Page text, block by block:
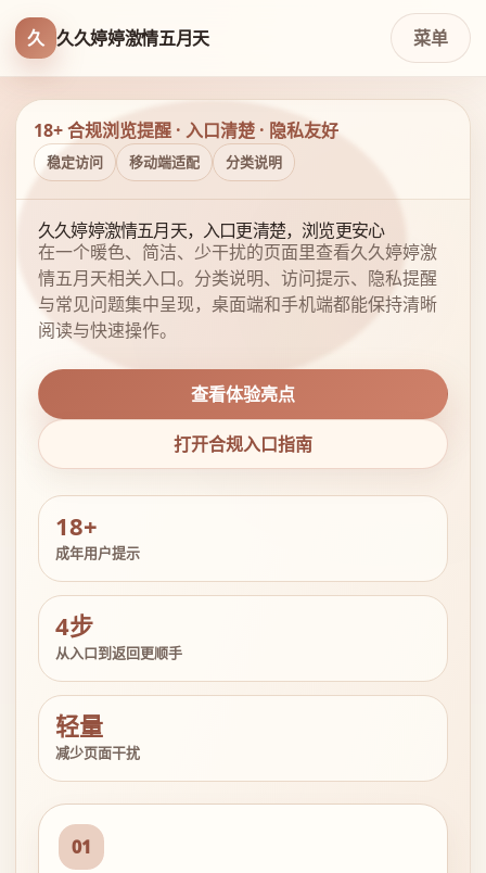
久 久久婷婷激情五月天 菜单
18+ 合规浏览提醒 · 入口清楚 · 隐私友好
稳定访问 移动端适配 分类说明
久久婷婷激情五月天，入口更清楚，浏览更安心
在一个暖色、简洁、少干扰的页面里查看久久婷婷激
情五月天相关入口。分类说明、访问提示、隐私提醒
与常见问题集中呈现，桌面端和手机端都能保持清晰
阅读与快速操作。
查看体验亮点
打开合规入口指南
18+
成年用户提示
4步
从入口到返回更顺手
轻量
减少页面干扰
01